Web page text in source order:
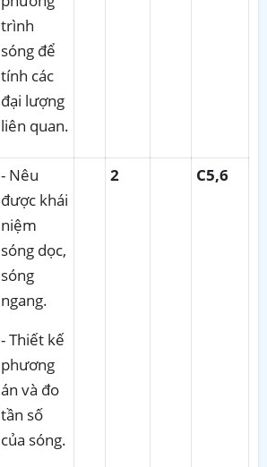
trình
sóng để
tính các
đại lượng
liên quan.
- Nêu
được khái
niệm
sóng dọc,
sóng
ngang.
- Thiết kế
phương
án và đo
tần số
của sóng.
2 C5,6